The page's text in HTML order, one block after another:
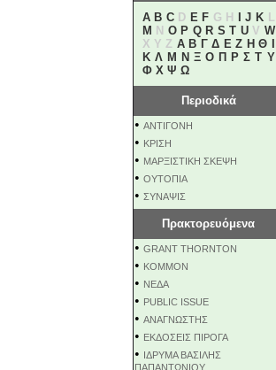
A B CD E F G H J KL
M N O P Q R S T UV W
X Y Z Α Β Γ Δ Ε Ζ Η Θ
Κ Λ Μ Ν Ξ Ο Π Ρ Σ Τ Υ
Φ Χ Ψ Ω
Περιοδικά
• ΑΝΤΙΓΟΝΗ
• ΚΡΙΣΗ
• ΜΑΡΞΙΣΤΙΚΗ ΣΚΕΨΗ
• ΟΥΤΟΠΙΑ
• ΣΥΝΑΨΙΣ
Πρακτορευόμενα
• GRANT THORNTON
• KOMMON
• NEΔΑ
• PUBLIC ISSUE
• ΑΝΑΓΝΩΣΤΗΣ
• ΕΚΔΟΣΕΙΣ ΠΙΡΟΓΑ
• ΙΔΡΥΜΑ ΒΑΣΙΛΗΣ
ΠΑΠΑΝΤΩΝΙΟΥ